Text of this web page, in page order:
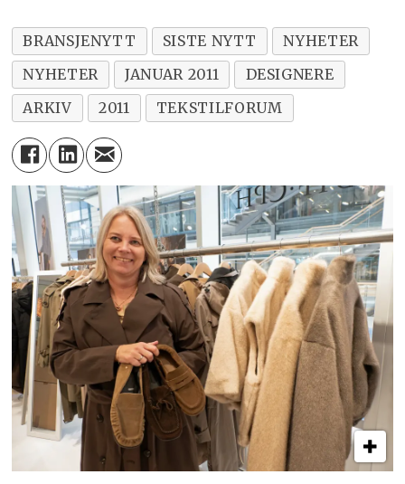
BRANSJENYTT SISTE NYTT
NYHETER
NYHETER
JANUAR 2011
DESIGNERE
ARKIV
2011 TEKSTILFORUM